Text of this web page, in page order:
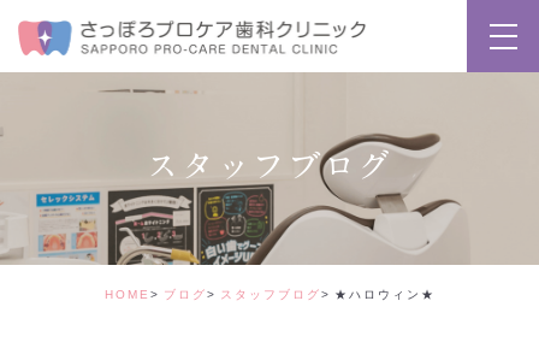
スタッフブログ
HOME ブログ スタッフブログ ★ハロウィン★